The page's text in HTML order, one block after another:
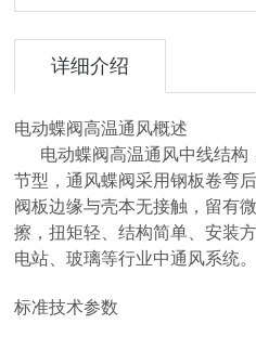
详细介绍
电动蝶阀高温通风概述
电动蝶阀高温通风中线结构
节型，通风蝶阀采用钢板卷弯
阀板边缘与壳本无接触，留有
擦，扭矩轻、结构简单、安装
电站、玻璃等行业中通风系统。
标准技术参数